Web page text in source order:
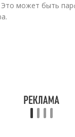
Это может быть